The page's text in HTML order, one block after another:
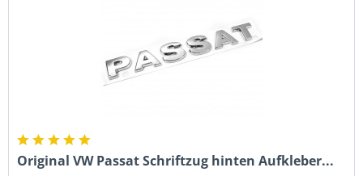
Original VW Passat Schriftzug hinten Aufkleber...